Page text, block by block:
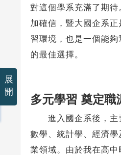
對這個學系充滿了期
加確信，暨大國企系
習環境，也是一個能
的最佳選擇。
多元學習 奠定職
進入國企系後，主
數學、統計學、經濟
業領域。由於我在高
展
開